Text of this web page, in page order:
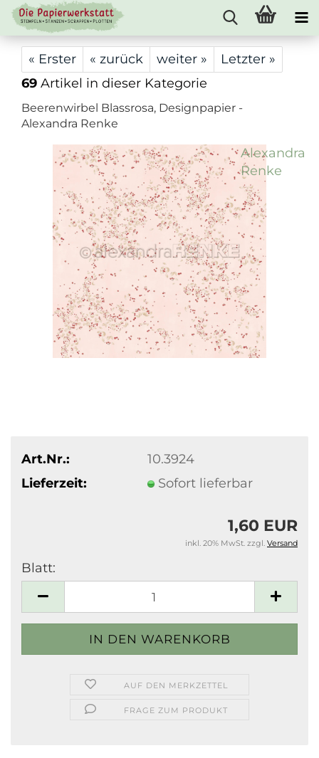
« Erster « zurück weiter »
Letzter »
69 Artikel in dieser Kategorie
Beerenwirbel Blassrosa, Designpapier -
Alexandra Renke
Alexandra
Renke
Art.Nr.:
10.3924
Lieferzeit:
Sofort lieferbar
1,60 EUR
inkl. 20% MwSt. zzgl. Versand
Blatt:
AUF DEN MERKZETTEL
FRAGE ZUM PRODUKT